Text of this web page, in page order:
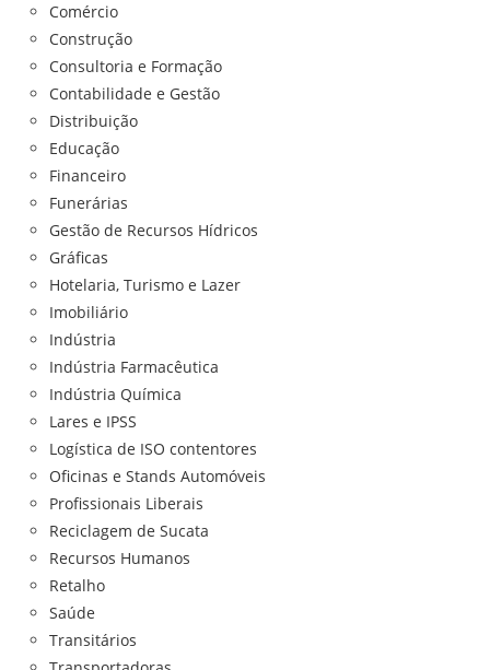
Comércio
Construção
Consultoria e Formação
Contabilidade e Gestão
Distribuição
Educação
Financeiro
Funerárias
Gestão de Recursos Hídricos
Gráficas
Hotelaria, Turismo e Lazer
Imobiliário
Indústria
Indústria Farmacêutica
Indústria Química
Lares e IPSS
Logística de ISO contentores
Oficinas e Stands Automóveis
Profissionais Liberais
Reciclagem de Sucata
Recursos Humanos
Retalho
Saúde
Transitários